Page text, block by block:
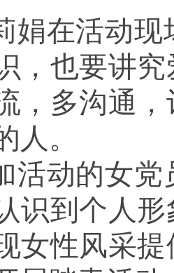
娟在活动
，也要讲
，多沟通
人。
活动的女
识到个人
女性风采